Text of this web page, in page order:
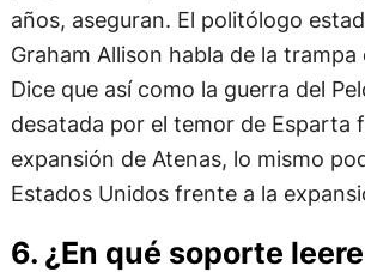
años, aseguran. El politólogo
Graham Allison habla de la trampa
Dice que así como la guerra del
desatada por el temor de Esparta
expansión de Atenas, lo mismo
Estados Unidos frente a la
6. ¿En qué soporte